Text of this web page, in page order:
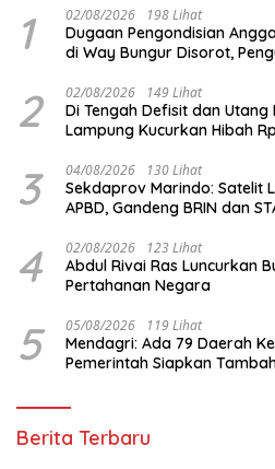
1 02/08/2026 198 Lihat
Dugaan Pengondisian
di Way Bungur Disorot,
2 02/08/2026 149 Lihat
Di Tengah Defisit dan Utang
Lampung Kucurkan Hibah
3 04/08/2026 130 Lihat
Sekdaprov Marindo: Satelit
APBD, Gandeng BRIN dan
4 02/08/2026 123 Lihat
Abdul Rivai Ras Luncurkan
Pertahanan Negara
5 05/08/2026 119 Lihat
Mendagri: Ada 79 Daerah
Pemerintah Siapkan
Berita Terbaru